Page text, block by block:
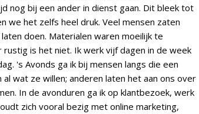
nog bij een ander in dienst gaan. Dit bleek tot
we het zelfs heel druk. Veel mensen zaten
doen. Materialen waren moeilijk te
is het niet. Ik werk vijf dagen in de week
's Avonds ga ik bij mensen langs die een
wat ze willen; anderen laten het aan ons over
In de avonduren ga ik op klantbezoek, werk
zich vooral bezig met online marketing,